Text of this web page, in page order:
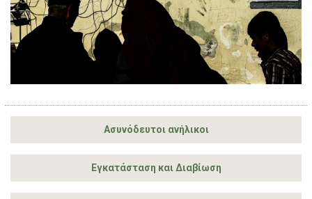
Ασυνόδευτοι ανήλικοι
Εγκατάσταση και Διαβίωση